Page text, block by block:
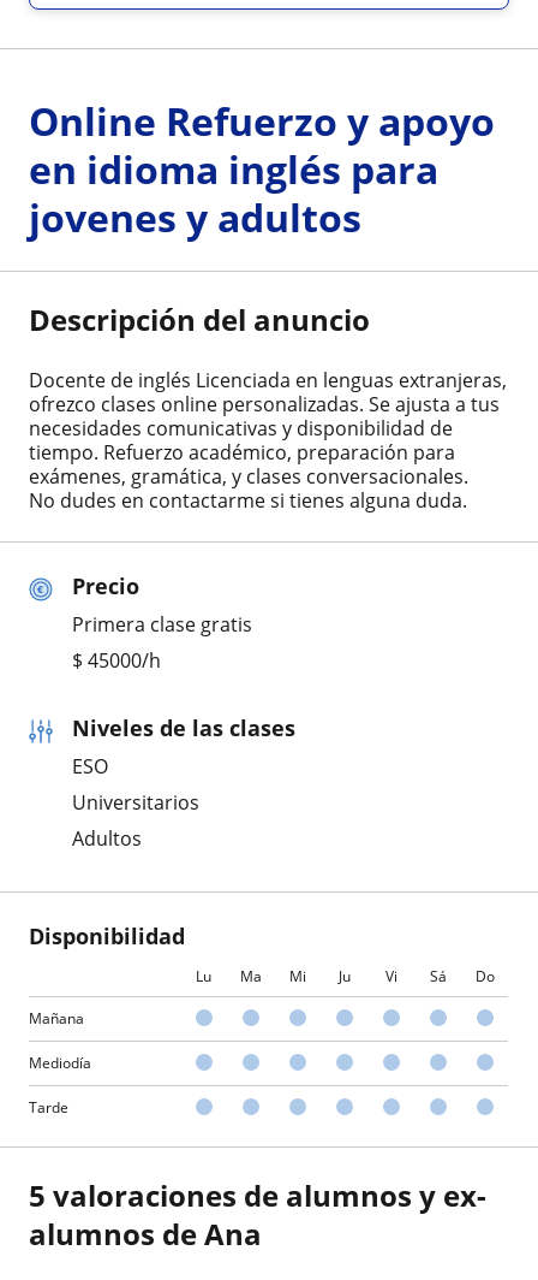
Precio
Primera clase gratis
$ 45000/h
Niveles de las clases
ESO
Universitarios
Adultos
Disponibilidad
Lu Ma Mi Ju Vi Sá Do
Mañana
Mediodía
Tarde
Online Refuerzo y apoyo
en idioma inglés para
jovenes y adultos
Descripción del anuncio
Docente de inglés Licenciada en lenguas extranjeras,
ofrezco clases online personalizadas. Se ajusta a tus
necesidades comunicativas y disponibilidad de
tiempo. Refuerzo académico, preparación para
exámenes, gramática, y clases conversacionales.
No dudes en contactarme si tienes alguna duda.
5 valoraciones de alumnos y ex-
alumnos de Ana